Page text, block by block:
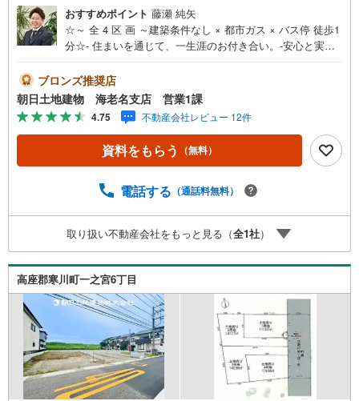
おすすめポイント 藤瀬 純矢
☆～ 全 4 区 画 ～建築条件なし × 都市ガス × バス停 徒歩1
分☆- 住まいを通じて、一生涯のお付き合い。-安心と実績
相模線 寒川駅まで、バス7分・バス停徒歩1分の立地☆2沿
線が交わる茅ヶ崎駅までは、バス24分でご利用可能です♪♯
建築条件なし＞＞建築条件ございませんので、お好きなハ
ウスメーカーで建築可能☆建物を建築されない、土地のみ
の方も大歓迎です♪♯都市ガス＞＞日々のランニングコスト
を抑えられる人気の都市ガスエリア☆ガスボンベの設置も
ブロンズ推奨店
朝日土地建物 海老名支店 営業1課
4.75 不動産会社レビュー 12件
資料をもらう （無料）
電話する （通話料無料）
取り扱い不動産会社をもっと見る（全1社）
高座郡寒川町一之宮6丁目